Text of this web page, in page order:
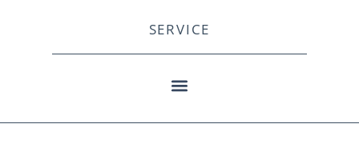
SERVICE